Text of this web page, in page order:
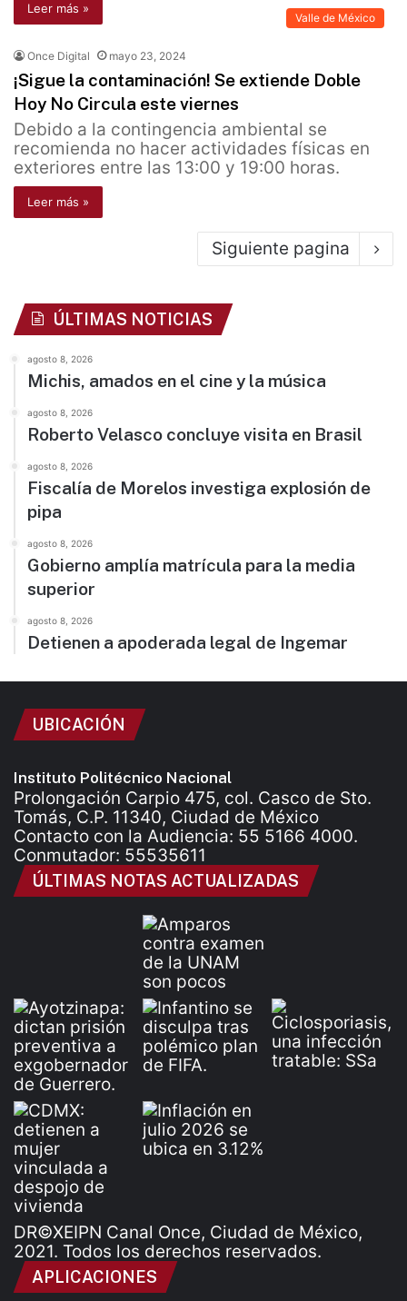
Leer más »
Valle de México
Once Digital mayo 23, 2024
¡Sigue la contaminación! Se extiende Doble
Hoy No Circula este viernes
Debido a la contingencia ambiental se
recomienda no hacer actividades físicas en
exteriores entre las 13:00 y 19:00 horas.
Leer más »
Siguiente pagina
ÚLTIMAS NOTICIAS
agosto 8, 2026
Michis, amados en el cine y la música
agosto 8, 2026
Roberto Velasco concluye visita en Brasil
agosto 8, 2026
Fiscalía de Morelos investiga explosión de
pipa
agosto 8, 2026
Gobierno amplía matrícula para la media
superior
agosto 8, 2026
Detienen a apoderada legal de Ingemar
UBICACIÓN
Instituto Politécnico Nacional
Prolongación Carpio 475, col. Casco de Sto.
Tomás, C.P. 11340, Ciudad de México
Contacto con la Audiencia: 55 5166 4000.
Conmutador: 55535611
ÚLTIMAS NOTAS ACTUALIZADAS
DR©XEIPN Canal Once, Ciudad de México,
2021. Todos los derechos reservados.
APLICACIONES